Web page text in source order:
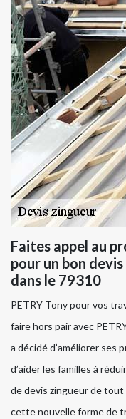
Faites appel au
pour un bon
dans le 79310
PETRY Tony pour vos
faire hors pair avec
a décidé d’améliorer ses
d’aider les familles à
de devis zingueur de
cette nouvelle forme de